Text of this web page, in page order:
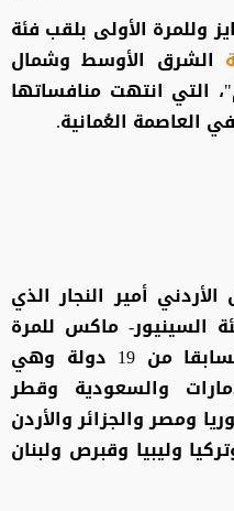
وللمرة الأولى بلقب فئة
الشرق الأوسط وشمال
التي انتهت منافساتها
العُمانية.
أمير النجار الذي
السينيور- ماكس للمرة
الأولى بمشاركة نحو 160 متسابقا من 19 دولة وهي
والسعودية وقطر
ومصر والجزائر والأردن
وليبيا وقبرص ولبنان